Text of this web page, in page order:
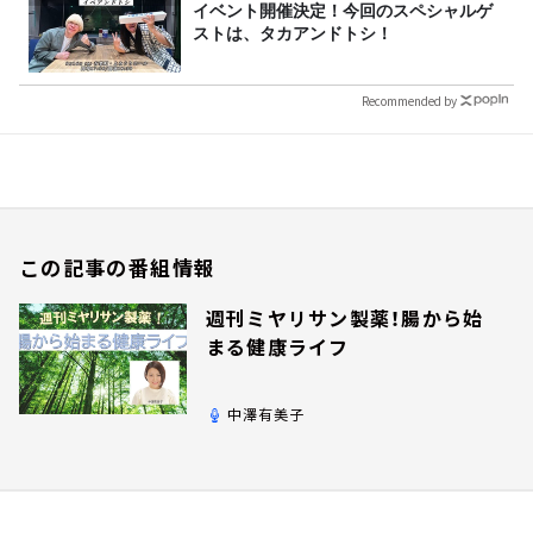
イベント開催決定！今回のスペシャルゲ
ストは、タカアンドトシ！
Recommended by
この記事の番組情報
週刊ミヤリサン製薬！腸から始
まる健康ライフ
中澤有美子